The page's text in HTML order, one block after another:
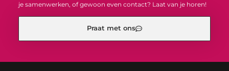
je samenwerken, of gewoon even contact? Laat van je horen!
Praat met ons